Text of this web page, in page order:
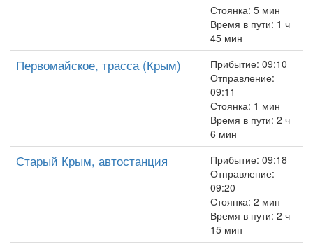
Стоянка: 5 мин
Время в пути: 1 ч
45 мин
Первомайское, трасса (Крым)
Прибытие: 09:10
Отправление:
09:11
Стоянка: 1 мин
Время в пути: 2 ч
6 мин
Старый Крым, автостанция
Прибытие: 09:18
Отправление:
09:20
Стоянка: 2 мин
Время в пути: 2 ч
15 мин